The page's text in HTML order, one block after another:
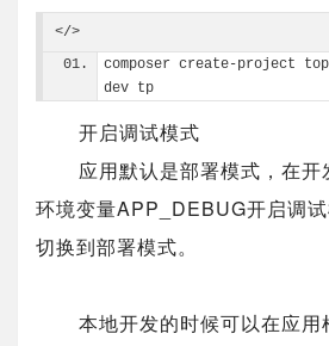
</>
composer create-project
dev tp
开启调试模式
应用默认是部署模式，在
环境变量APP_DEBUG开启调
切换到部署模式。
本地开发的时候可以在应用